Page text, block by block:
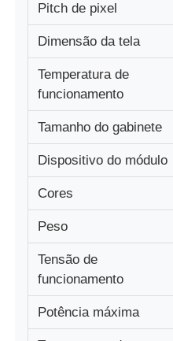
Exibição de malha LED
Tela de filme
Display LED transparente
Tela LED Voadora para
Ecrã LED holográfico
Tela da grade LED
Tela de exibição
Pitch de pixel
Dimensão da tela
Temperatura de
funcionamento
Tamanho do gabinete
Dispositivo do módulo
Cores
Peso
Tensão de
funcionamento
Potência máxima